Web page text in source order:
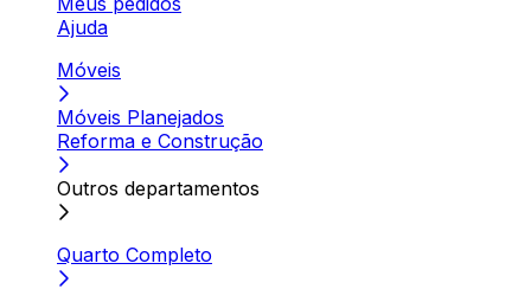
Ajuda
Móveis
Móveis Planejados
Reforma e Construção
Outros departamentos
Quarto Completo